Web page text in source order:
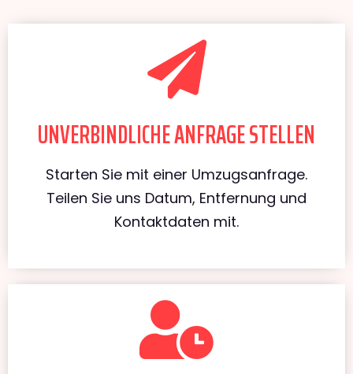
UNVERBINDLICHE ANFRAGE STELLEN
Starten Sie mit einer Umzugsanfrage.
Teilen Sie uns Datum, Entfernung und
Kontaktdaten mit.